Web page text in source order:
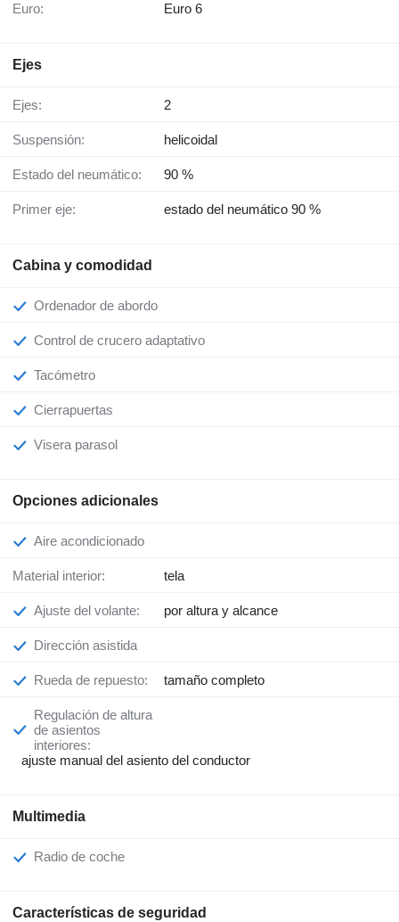
Euro: Euro 6
Ejes
Ejes: 2
Suspensión: helicoidal
Estado del neumático: 90 %
Primer eje: estado del neumático 90 %
Cabina y comodidad
Ordenador de abordo
Control de crucero adaptativo
Tacómetro
Cierrapuertas
Visera parasol
Opciones adicionales
Aire acondicionado
Material interior: tela
Ajuste del volante: por altura y alcance
Dirección asistida
Rueda de repuesto: tamaño completo
Regulación de altura
de asientos
interiores:
ajuste manual del asiento del conductor
Multimedia
Radio de coche
Características de seguridad